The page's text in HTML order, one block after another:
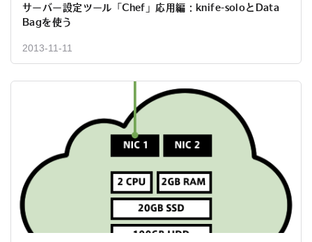
サーバー設定ツール「Chef」応用編：knife-soloとData
Bagを使う
2013-11-11